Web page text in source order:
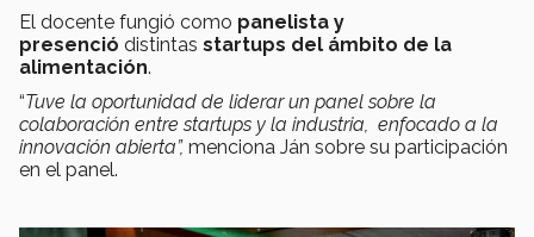
El docente fungió como panelista y
presenció distintas startups del ámbito de la
alimentación.
“Tuve la oportunidad de liderar un panel sobre la
colaboración entre startups y la industria, enfocado a la
innovación abierta”, menciona Ján sobre su participación
en el panel.